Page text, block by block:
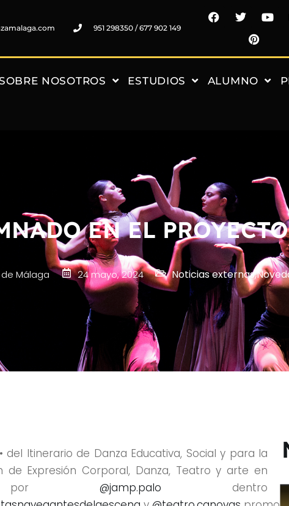
951 298350 / 677 902 149
NOSOTROS ESTUDIOS ALUMNO
EN EL
de Málaga 24 mayo, 2024 Noticias externas,
Itinerario de Danza Educativa, Social y para la
Expresión Corporal, Danza, Teatro y arte en
por @jamp.palo dentro